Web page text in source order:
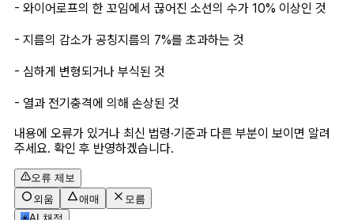
- 와이어로프의 한 꼬임에서 끊어진 소선의 수가 10% 이상인 것
- 지름의 감소가 공칭지름의 7%를 초과하는 것
- 심하게 변형되거나 부식된 것
- 열과 전기충격에 의해 손상된 것
내용에 오류가 있거나 최신 법령·기준과 다른 부분이 보이면 알려
주세요. 확인 후 반영하겠습니다.
오류 제보
외움
애매
모름